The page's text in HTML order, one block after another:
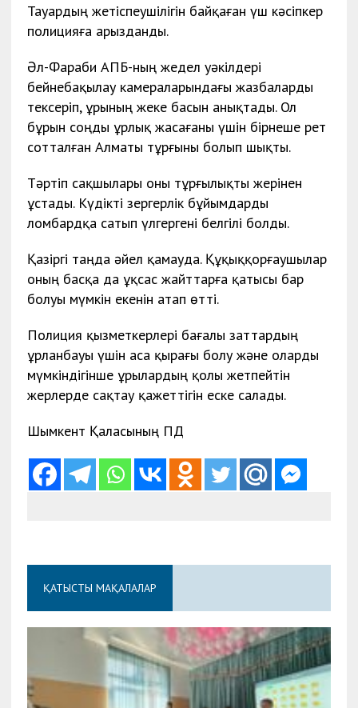
Тауардың жетіспеушілігін байқаған үш кәсіпкер
полицияға арызданды.
Әл-Фараби АПБ-ның жедел уәкілдері
бейнебақылау камераларындағы жазбаларды
тексеріп, ұрының жеке басын анықтады. Ол
бұрын соңды ұрлық жасағаны үшін бірнеше рет
сотталған Алматы тұрғыны болып шықты.
Тәртіп сақшылары оны тұрғылықты жерінен
ұстады. Күдікті зергерлік бұйымдарды
ломбардқа сатып үлгергені белгілі болды.
Қазіргі таңда әйел қамауда. Құқыққорғаушылар
оның басқа да ұқсас жайттарға қатысы бар
болуы мүмкін екенін атап өтті.
Полиция қызметкерлері бағалы заттардың
ұрланбауы үшін аса қырағы болу және оларды
мүмкіндігінше ұрылардың қолы жетпейтін
жерлерде сақтау қажеттігін еске салады.
Шымкент Қаласының ПД
ҚАТЫСТЫ МАҚАЛАЛАР